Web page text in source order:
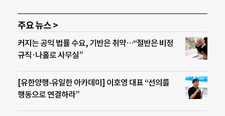
주요 뉴스 >
커지는 공익 법률 수요, 기반은 취약…“절반은 비정
규직·나홀로 사무실”
[유한양행-유일한 아카데미] 이호영 대표 “선의를
행동으로 연결하라”